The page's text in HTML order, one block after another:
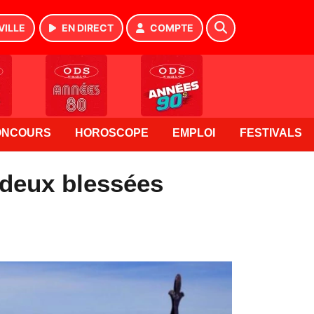
EN DIRECT COMPTE
HOROSCOPE EMPLOI FESTIVALS
blessées